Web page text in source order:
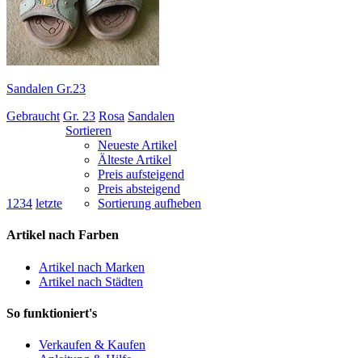
Sandalen Gr.23
Gebraucht Gr. 23 Rosa Sandalen
1 234 letzte
Sortieren
Neueste Artikel
Älteste Artikel
Preis aufsteigend
Preis absteigend
Sortierung aufheben
Artikel nach Farben
Artikel nach Marken
Artikel nach Städten
So funktioniert's
Verkaufen & Kaufen